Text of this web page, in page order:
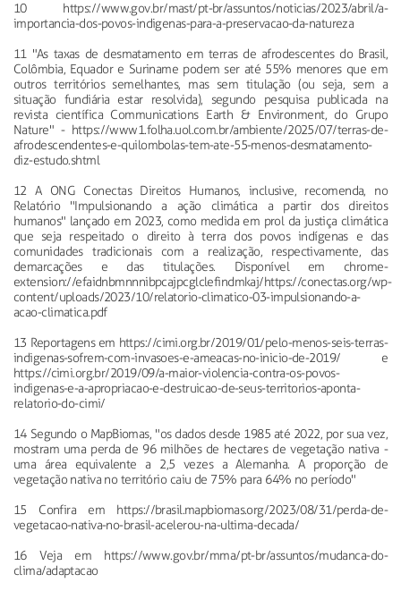
10 https://www.gov.br/mast/pt-br/assuntos/noticias/2023/abril/a-
importancia-dos-povos-indigenas-para-a-preservacao-da-natureza
11 "As taxas de desmatamento em terras de afrodescentes do Brasil,
Colômbia, Equador e Suriname podem ser até 55% menores que em
outros territórios semelhantes, mas sem titulação (ou seja, sem a
situação fundiária estar resolvida), segundo pesquisa publicada na
revista científica Communications Earth & Environment, do Grupo
Nature" - https://www1.folha.uol.com.br/ambiente/2025/07/terras-de-
afrodescendentes-e-quilombolas-tem-ate-55-menos-desmatamento-
diz-estudo.shtml
12 A ONG Conectas Direitos Humanos, inclusive, recomenda, no
Relatório "Impulsionando a ação climática a partir dos direitos
humanos" lançado em 2023, como medida em prol da justiça climática
que seja respeitado o direito à terra dos povos indígenas e das
comunidades tradicionais com a realização, respectivamente, das
demarcações e das titulações. Disponível em chrome-
extension://efaidnbmnnnibpcajpcglclefindmkaj/https://conectas.org/wp-
content/uploads/2023/10/relatorio-climatico-03-impulsionando-a-
acao-climatica.pdf
13 Reportagens em https://cimi.org.br/2019/01/pelo-menos-seis-terras-
indigenas-sofrem-com-invasoes-e-ameacas-no-inicio-de-2019/ e
https://cimi.org.br/2019/09/a-maior-violencia-contra-os-povos-
indigenas-e-a-apropriacao-e-destruicao-de-seus-territorios-aponta-
relatorio-do-cimi/
14 Segundo o MapBiomas, "os dados desde 1985 até 2022, por sua vez,
mostram uma perda de 96 milhões de hectares de vegetação nativa -
uma área equivalente a 2,5 vezes a Alemanha. A proporção de
vegetação nativa no território caiu de 75% para 64% no período"
15 Confira em https://brasil.mapbiomas.org/2023/08/31/perda-de-
vegetacao-nativa-no-brasil-acelerou-na-ultima-decada/
16 Veja em https://www.gov.br/mma/pt-br/assuntos/mudanca-do-
clima/adaptacao